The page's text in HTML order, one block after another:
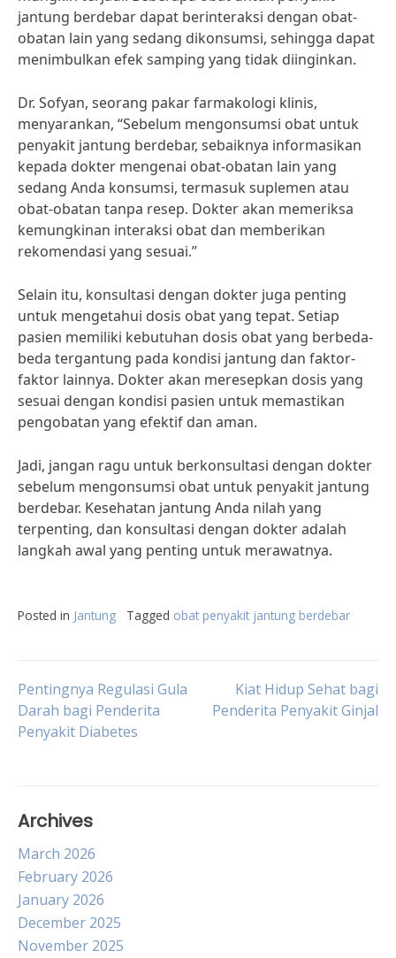
jantung berdebar dapat berinteraksi dengan obat-
obatan lain yang sedang dikonsumsi, sehingga dapat
menimbulkan efek samping yang tidak diinginkan.
Dr. Sofyan, seorang pakar farmakologi klinis,
menyarankan, “Sebelum mengonsumsi obat untuk
penyakit jantung berdebar, sebaiknya informasikan
kepada dokter mengenai obat-obatan lain yang
sedang Anda konsumsi, termasuk suplemen atau
obat-obatan tanpa resep. Dokter akan memeriksa
kemungkinan interaksi obat dan memberikan
rekomendasi yang sesuai.”
Selain itu, konsultasi dengan dokter juga penting
untuk mengetahui dosis obat yang tepat. Setiap
pasien memiliki kebutuhan dosis obat yang berbeda-
beda tergantung pada kondisi jantung dan faktor-
faktor lainnya. Dokter akan meresepkan dosis yang
sesuai dengan kondisi pasien untuk memastikan
pengobatan yang efektif dan aman.
Jadi, jangan ragu untuk berkonsultasi dengan dokter
sebelum mengonsumsi obat untuk penyakit jantung
berdebar. Kesehatan jantung Anda nilah yang
terpenting, dan konsultasi dengan dokter adalah
langkah awal yang penting untuk merawatnya.
Posted in Jantung Tagged obat penyakit jantung berdebar
Post
navigation
Pentingnya Regulasi Gula
Darah bagi Penderita
Penyakit Diabetes
Kiat Hidup Sehat bagi
Penderita Penyakit Ginjal
Archives
March 2026
February 2026
January 2026
December 2025
November 2025